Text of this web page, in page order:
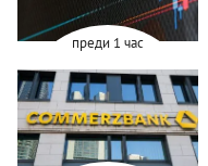
преди 1 час